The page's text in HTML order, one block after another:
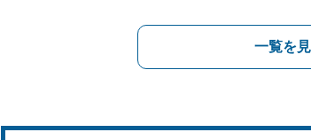
一覧を